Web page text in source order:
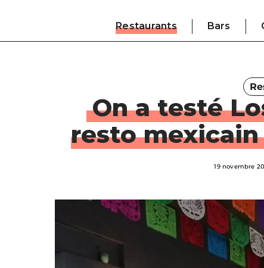
Restaurants Bars
On a testé
resto
19 novembre